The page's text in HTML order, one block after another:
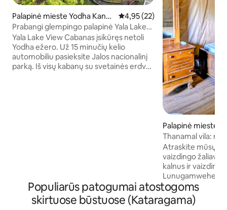
Palapinė mieste Yodha Kandi
ya Lower Canal
Vidutinis įvertinimas: 4,95 iš 5,
4,95 (22)
Prabangi glempingo palapinė Yala Lake
View Cabanas
Yala Lake View Cabanas įsikūręs netoli
Yodha ežero. Už 15 minučių kelio
automobiliu pasieksite Jalos nacionalinį
parką. Iš visų kabanų su svetainės erdve
Kalbame jūsų kalba!
Palapinė mieste
a
Thanamal vila:
laukų
Atraskite mūsų
vaizdingo
kalnus ir
Lunugamwehera
30 km nuo
safarių.
Thanamalwila
Populiarūs patogumai atostogoms
skirtuose būstuose (Kataragama)